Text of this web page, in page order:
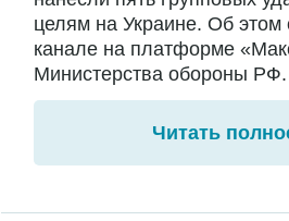
целям на Украине. Об
канале на платформе
Министерства обороны РФ.
Читать